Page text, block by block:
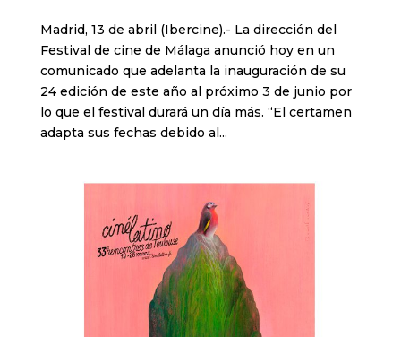
Madrid, 13 de abril (Ibercine).- La dirección del
Festival de cine de Málaga anunció hoy en un
comunicado que adelanta la inauguración de su
24 edición de este año al próximo 3 de junio por
lo que el festival durará un día más. “El certamen
adapta sus fechas debido al...